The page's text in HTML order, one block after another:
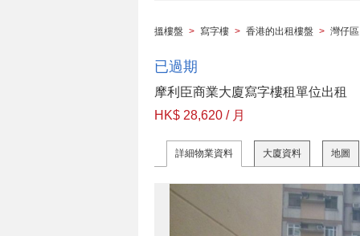
搵樓盤 > 寫字樓 > 香港的出租樓盤 > 灣仔區
已過期
摩利臣商業大廈寫字樓租單位出租
HK$ 28,620 / 月
詳細物業資料 大廈資料 地圖